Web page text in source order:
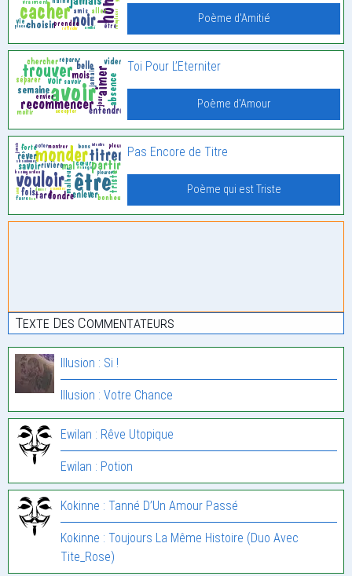
Poème d'Amitié
Toi Pour L’Eterniter
Poème d'Amour
Pas Encore de Titre
Poème qui est Triste
Texte Des Commentateurs
Illusion : Si !
Illusion : Votre Chance
Ewilan : Rêve Utopique
Ewilan : Potion
Kokinne : Tanné D’Un Amour Passé
Kokinne : Toujours La Même Histoire (Duo Avec
Tite_Rose)